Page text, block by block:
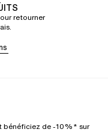
retourner
bénéficiez de -10%* sur